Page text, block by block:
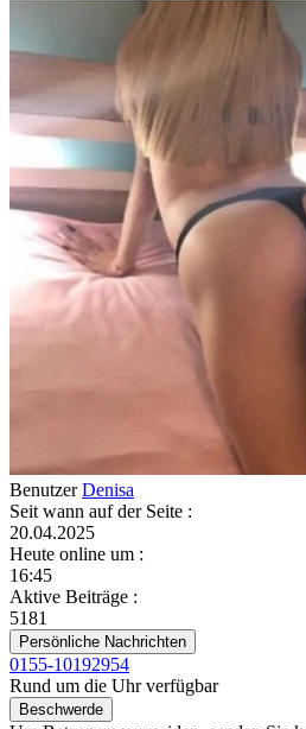
BenutzerDenisa
Seit wann auf der Seite :
20.04.2025
Heute online um :
16:45
Aktive Beiträge :
5181
Persönliche Nachrichten
0155-10192954
Rund um die Uhr verfügbar
Beschwerde